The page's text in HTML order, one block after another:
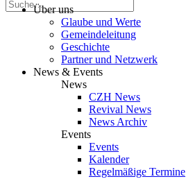
Über uns
Glaube und Werte
Gemeindeleitung
Geschichte
Partner und Netzwerk
News & Events
News
CZH News
Revival News
News Archiv
Events
Events
Kalender
Regelmäßige Termine